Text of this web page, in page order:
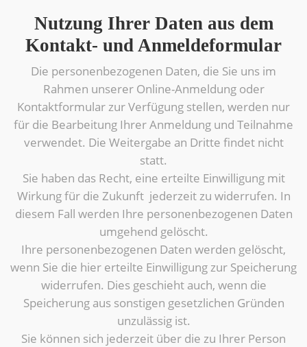
Nutzung Ihrer Daten aus dem
Kontakt- und Anmeldeformular
Die personenbezogenen Daten, die Sie uns im
Rahmen unserer Online-Anmeldung oder
Kontaktformular zur Verfügung stellen, werden nur
für die Bearbeitung Ihrer Anmeldung und Teilnahme
verwendet. Die Weitergabe an Dritte findet nicht
statt.
Sie haben das Recht, eine erteilte Einwilligung mit
Wirkung für die Zukunft jederzeit zu widerrufen. In
diesem Fall werden Ihre personenbezogenen Daten
umgehend gelöscht.
Ihre personenbezogenen Daten werden gelöscht,
wenn Sie die hier erteilte Einwilligung zur Speicherung
widerrufen. Dies geschieht auch, wenn die
Speicherung aus sonstigen gesetzlichen Gründen
unzulässig ist.
Sie können sich jederzeit über die zu Ihrer Person